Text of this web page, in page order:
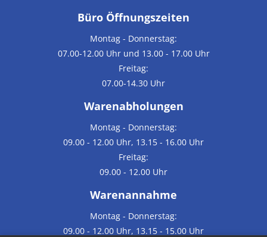
Büro Öffnungszeiten
Montag - Donnerstag:
07.00-12.00 Uhr und 13.00 - 17.00 Uhr
Freitag:
07.00-14.30 Uhr
Warenabholungen
Montag - Donnerstag:
09.00 - 12.00 Uhr, 13.15 - 16.00 Uhr
Freitag:
09.00 - 12.00 Uhr
Warenannahme
Montag - Donnerstag:
09.00 - 12.00 Uhr, 13.15 - 15.00 Uhr